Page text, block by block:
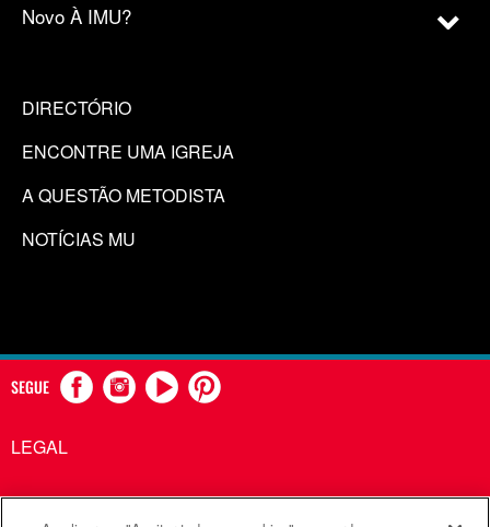
Novo À IMU?
DIRECTÓRIO
ENCONTRE UMA IGREJA
A QUESTÃO METODISTA
NOTÍCIAS MU
SEGUE
LEGAL